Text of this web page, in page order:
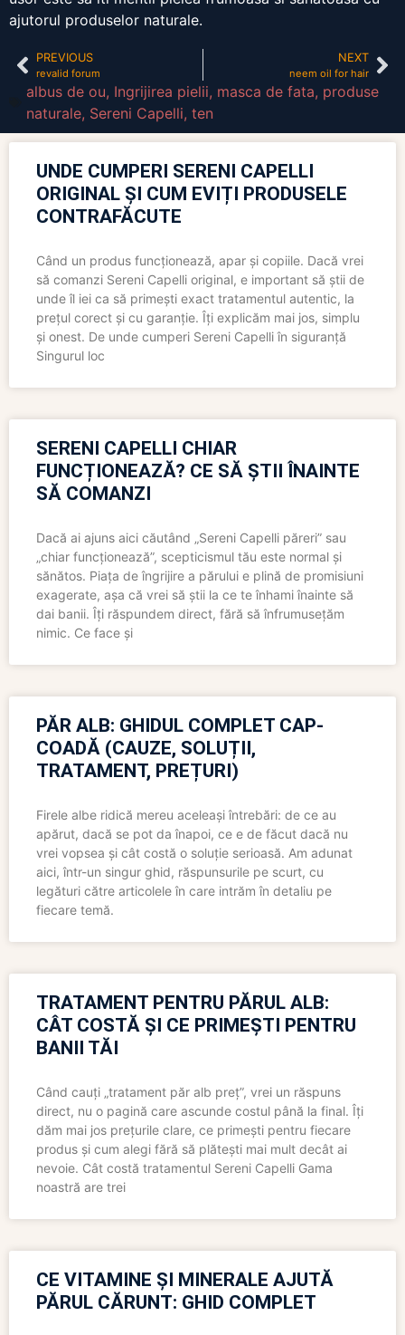
ajutorul produselor naturale.
PREVIOUS
revalid forum
NEXT
neem oil for hair
albus de ou, Ingrijirea pielii, masca de fata, produse
naturale, Sereni Capelli, ten
UNDE CUMPERI SERENI CAPELLI
ORIGINAL ȘI CUM EVIȚI PRODUSELE
CONTRAFĂCUTE
Când un produs funcționează, apar și copiile. Dacă vrei
să comanzi Sereni Capelli original, e important să știi de
unde îl iei ca să primești exact tratamentul autentic, la
prețul corect și cu garanție. Îți explicăm mai jos, simplu
și onest. De unde cumperi Sereni Capelli în siguranță
Singurul loc
SERENI CAPELLI CHIAR
FUNCȚIONEAZĂ? CE SĂ ȘTII ÎNAINTE
SĂ COMANZI
Dacă ai ajuns aici căutând „Sereni Capelli păreri” sau
„chiar funcționează”, scepticismul tău este normal și
sănătos. Piața de îngrijire a părului e plină de promisiuni
exagerate, așa că vrei să știi la ce te înhami înainte să
dai banii. Îți răspundem direct, fără să înfrumusețăm
nimic. Ce face și
PĂR ALB: GHIDUL COMPLET CAP-
COADĂ (CAUZE, SOLUȚII,
TRATAMENT, PREȚURI)
Firele albe ridică mereu aceleași întrebări: de ce au
apărut, dacă se pot da înapoi, ce e de făcut dacă nu
vrei vopsea și cât costă o soluție serioasă. Am adunat
aici, într-un singur ghid, răspunsurile pe scurt, cu
legături către articolele în care intrăm în detaliu pe
fiecare temă.
TRATAMENT PENTRU PĂRUL ALB:
CÂT COSTĂ ȘI CE PRIMEȘTI PENTRU
BANII TĂI
Când cauți „tratament păr alb preț”, vrei un răspuns
direct, nu o pagină care ascunde costul până la final. Îți
dăm mai jos prețurile clare, ce primești pentru fiecare
produs și cum alegi fără să plătești mai mult decât ai
nevoie. Cât costă tratamentul Sereni Capelli Gama
noastră are trei
CE VITAMINE ȘI MINERALE AJUTĂ
PĂRUL CĂRUNT: GHID COMPLET